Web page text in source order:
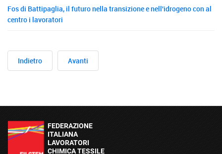
Fos di Battipaglia, il futuro nella transizione e nell'idrogeno con al
centro i lavoratori
Indietro Avanti